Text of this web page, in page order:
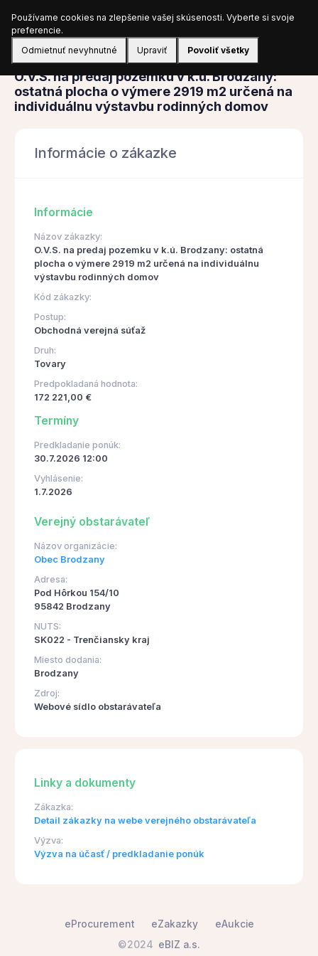
Prihlásiť sa
Obstarávanie
O.V.S. na predaj pozemku v k.ú. Brodzany:
ostatná plocha o výmere 2919 m2 určená na
individuálnu výstavbu rodinných domov
Informácie o zákazke
Informácie
Názov zákazky:
O.V.S. na predaj pozemku v k.ú. Brodzany: ostatná
plocha o výmere 2919 m2 určená na individuálnu
výstavbu rodinných domov
Kód zákazky:
Postup:
Obchodná verejná súťaž
Druh:
Tovary
Predpokladaná hodnota:
172 221,00 €
Termíny
Predkladanie ponúk:
30.7.2026 12:00
Vyhlásenie:
1.7.2026
Verejný obstarávateľ
Názov organizácie:
Obec Brodzany
Adresa:
Pod Hôrkou 154/10
95842 Brodzany
NUTS:
SK022 - Trenčiansky kraj
Miesto dodania:
Brodzany
Zdroj:
Webové sídlo obstarávateľa
Linky a dokumenty
Zákazka:
Detail zákazky na webe verejného obstarávateľa
Výzva:
Výzva na účasť / predkladanie ponúk
©2024 eBIZ a.s.
eProcurement eZakazky eAukcie
Používame cookies na zlepšenie vašej skúsenosti. Vyberte si svoje
preferencie.
Odmietnuť nevyhnutné
Upraviť Povoliť všetky